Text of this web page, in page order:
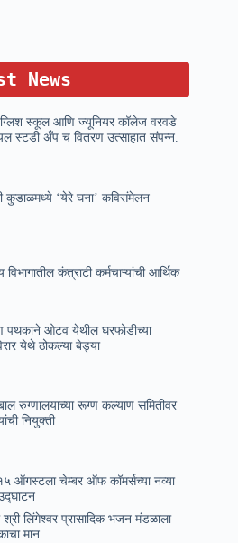
News
स्कूल आणि ज्यूनियर कॉलेज वरवडे
स्टडी अँप च वितरण उत्साहात संपन्न.
कुडाळमध्ये ‘येरे घना’ कविसंमेलन
कंत्राटी कर्मचाऱ्यांची आर्थिक
पथकाने ओटव येथील घरफोडीच्या
येथे ठोकल्या बेड्या
रुग्णालयाच्या रूग्ण कल्याण समितीवर
नियुक्ती
ऑगस्टला चेम्बर ऑफ कॉमर्सच्या नव्या
श्री लिंगेश्वर प्रासादिक भजन मंडळाला
मान